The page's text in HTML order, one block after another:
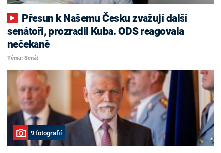
senátoři, prozradil Kuba. ODS reagovala
nečekaně
Téma: Senát
9 fotografií